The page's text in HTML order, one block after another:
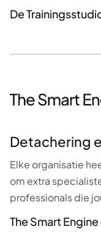
De
Detachering
Elke organisatie
om extra
professionals die
The Smart Engine